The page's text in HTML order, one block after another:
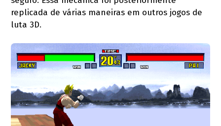
replicada de várias maneiras em outros jogos de
luta 3D.